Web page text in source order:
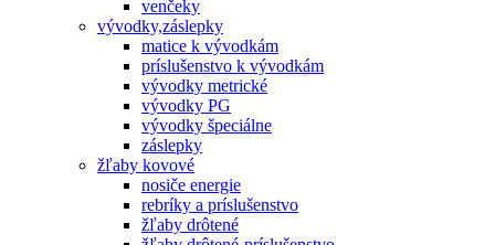
venčeky
vývodky,záslepky
matice k vývodkám
príslušenstvo k vývodkám
vývodky metrické
vývodky PG
vývodky špeciálne
záslepky
žľaby kovové
nosiče energie
rebríky a príslušenstvo
žľaby drôtené